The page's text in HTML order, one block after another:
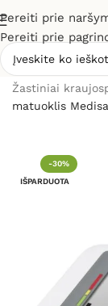
Pereiti prie
Pereiti prie
Žastiniai
matuoklis
-30%
IŠPARDUOTA